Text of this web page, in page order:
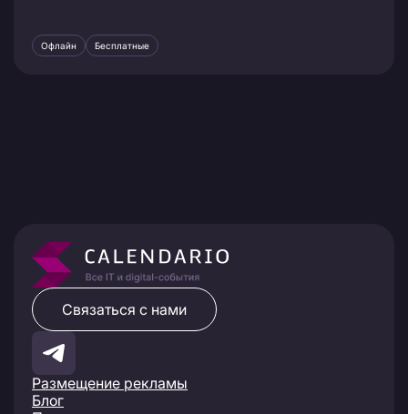
Офлайн Бесплатные
Размещение рекламы
Блог
Связаться с нами